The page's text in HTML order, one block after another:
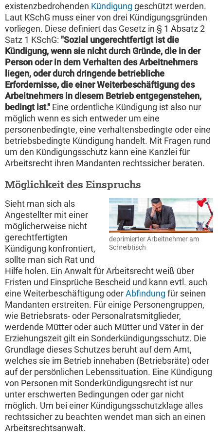
existenzbedrohenden Kündigung geschützt werden.
Laut KSchG muss einer von drei Kündigungsgründen
vorliegen. Diese definiert das Gesetz in § 1 Absatz 2
Satz 1 KSchG: "Sozial ungerechtfertigt ist die
Kündigung, wenn sie nicht durch Gründe, die in der
Person oder in dem Verhalten des Arbeitnehmers
liegen, oder durch dringende betriebliche
Erfordernisse, die einer Weiterbeschäftigung des
Arbeitnehmers in diesem Betrieb entgegenstehen,
bedingt ist." Eine ordentliche Kündigung ist also nur
möglich wenn es sich entweder um eine
personenbedingte, eine verhaltensbedingte oder eine
betriebsbedingte Kündigung handelt. Mit Fragen rund
um den Kündigungsschutz kann eine Kanzlei für
Arbeitsrecht ihren Mandanten rechtssicher beraten.
Möglichkeit des Einspruchs
deprimierter Arbeitnehmer am
Schreibtisch
Sieht man sich als
Angestellter mit einer
möglicherweise nicht
gerechtfertigten
Kündigung konfrontiert,
sollte man sich Rat und
Hilfe holen. Ein Anwalt für Arbeitsrecht weiß über
Fristen und Einsprüche Bescheid und kann evtl. auch
eine Weiterbeschäftigung oderAbfindung für seinen
Mandanten erstreiten. Für einige Personengruppen,
wie Betriebsrats- oder Personalratsmitglieder,
werdende Mütter oder auch Mütter und Väter in der
Erziehungszeit gilt ein Sonderkündigungsschutz. Die
Grundlage dieses Schutzes beruht auf dem Amt,
welches sie im Betrieb innehaben (Betriebsräte) oder
auf der persönlichen Lebenssituation. Eine Kündigung
von Personen mit Sonderkündigungsrecht ist nur
unter erschwerten Bedingungen oder gar nicht
möglich. Um bei einer Kündigungsschutzklage alles
rechtssicher zu beachten wendet man sich an einen
Arbeitsrechtsanwalt.